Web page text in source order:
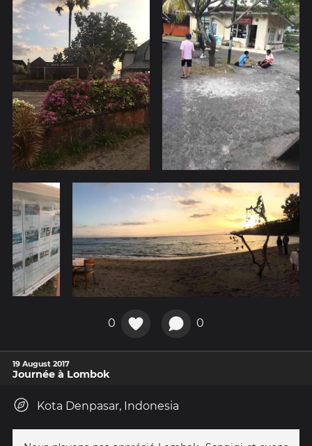
0 0
19 August 2017
Journée à Lombok
Kota Denpasar, Indonesia